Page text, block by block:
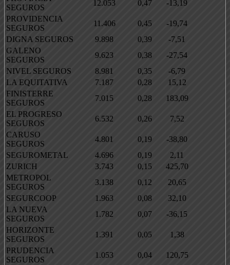
SEGUROS
12.053 0,47
-13,19
PROVIDENCIA
SEGUROS
11.406 0,45
-19,74
DIGNA SEGUROS
9.898 0,39
-7,51
GALENO
SEGUROS
9.623 0,38
-27,54
NIVEL SEGUROS
8.981 0,35
-6,79
LA EQUITATIVA
7.187 0,28
15,12
FINISTERRE
SEGUROS
7.015 0,28
183,09
EL PROGRESO
SEGUROS
6.532 0,26
7,52
CARUSO
SEGUROS
4.801 0,19
-38,80
SEGUROMETAL
4.696 0,19
2,11
ZURICH
3.743 0,15
425,70
METROPOL
SEGUROS
3.138 0,12
20,65
SEGURCOOP
1.963 0,08
32,10
LA NUEVA
SEGUROS
1.782 0,07
-36,15
HORIZONTE
SEGUROS
1.391 0,05
1,38
PRUDENCIA
SEGUROS
1.053 0,04
120,75